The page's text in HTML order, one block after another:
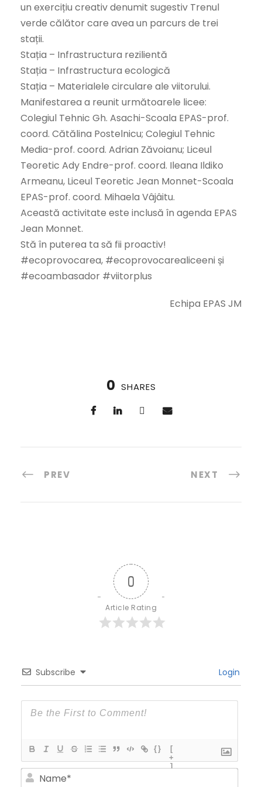
un exercițiu creativ denumit sugestiv Trenul
verde călător care avea un parcurs de trei
stații.
Stația – Infrastructura rezilientă
Stația – Infrastructura ecologică
Stația – Materialele circulare ale viitorului.
Manifestarea a reunit următoarele licee:
Colegiul Tehnic Gh. Asachi-Scoala EPAS-prof.
coord. Cătălina Postelnicu; Colegiul Tehnic
Media-prof. coord. Adrian Zăvoianu; Liceul
Teoretic Ady Endre-prof. coord. Ileana Ildiko
Armeanu, Liceul Teoretic Jean Monnet-Scoala
EPAS-prof. coord. Mihaela Vâjâitu.
Această activitate este inclusă în agenda EPAS
Jean Monnet.
Stă în puterea ta să fii proactiv!
#ecoprovocarea, #ecoprovocarealiceeni și
#ecoambasador #viitorplus
Echipa EPAS JM
0 SHARES
PREV NEXT
0
Article Rating
Subscribe Login
{}
[
+
]